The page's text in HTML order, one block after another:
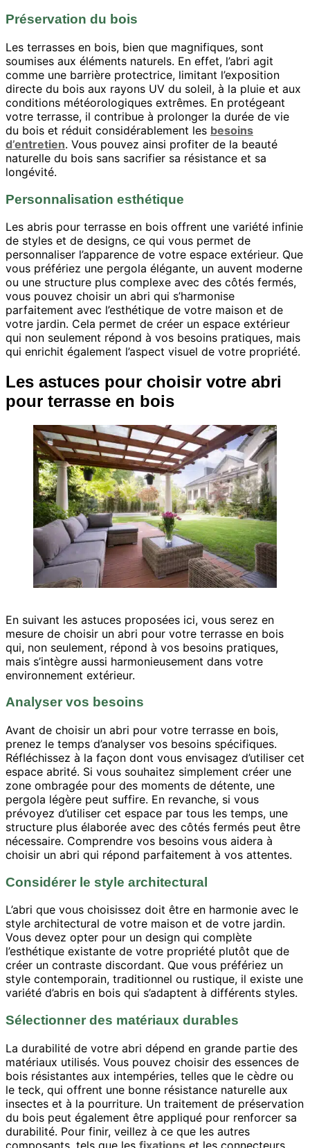
Préservation du bois
Les terrasses en bois, bien que magnifiques, sont
soumises aux éléments naturels. En effet, l’abri agit
comme une barrière protectrice, limitant l’exposition
directe du bois aux rayons UV du soleil, à la pluie et aux
conditions météorologiques extrêmes. En protégeant
votre terrasse, il contribue à prolonger la durée de vie
du bois et réduit considérablement les besoins
d’entretien. Vous pouvez ainsi profiter de la beauté
naturelle du bois sans sacrifier sa résistance et sa
longévité.
Personnalisation esthétique
Les abris pour terrasse en bois offrent une variété infinie
de styles et de designs, ce qui vous permet de
personnaliser l’apparence de votre espace extérieur. Que
vous préfériez une pergola élégante, un auvent moderne
ou une structure plus complexe avec des côtés fermés,
vous pouvez choisir un abri qui s’harmonise
parfaitement avec l’esthétique de votre maison et de
votre jardin. Cela permet de créer un espace extérieur
qui non seulement répond à vos besoins pratiques, mais
qui enrichit également l’aspect visuel de votre propriété.
Les astuces pour choisir votre abri
pour terrasse en bois
En suivant les astuces proposées ici, vous serez en
mesure de choisir un abri pour votre terrasse en bois
qui, non seulement, répond à vos besoins pratiques,
mais s’intègre aussi harmonieusement dans votre
environnement extérieur.
Analyser vos besoins
Avant de choisir un abri pour votre terrasse en bois,
prenez le temps d’analyser vos besoins spécifiques.
Réfléchissez à la façon dont vous envisagez d’utiliser cet
espace abrité. Si vous souhaitez simplement créer une
zone ombragée pour des moments de détente, une
pergola légère peut suffire. En revanche, si vous
prévoyez d’utiliser cet espace par tous les temps, une
structure plus élaborée avec des côtés fermés peut être
nécessaire. Comprendre vos besoins vous aidera à
choisir un abri qui répond parfaitement à vos attentes.
Considérer le style architectural
L’abri que vous choisissez doit être en harmonie avec le
style architectural de votre maison et de votre jardin.
Vous devez opter pour un design qui complète
l’esthétique existante de votre propriété plutôt que de
créer un contraste discordant. Que vous préfériez un
style contemporain, traditionnel ou rustique, il existe une
variété d’abris en bois qui s’adaptent à différents styles.
Sélectionner des matériaux durables
La durabilité de votre abri dépend en grande partie des
matériaux utilisés. Vous pouvez choisir des essences de
bois résistantes aux intempéries, telles que le cèdre ou
le teck, qui offrent une bonne résistance naturelle aux
insectes et à la pourriture. Un traitement de préservation
du bois peut également être appliqué pour renforcer sa
durabilité. Pour finir, veillez à ce que les autres
composants, tels que les fixations et les connecteurs,